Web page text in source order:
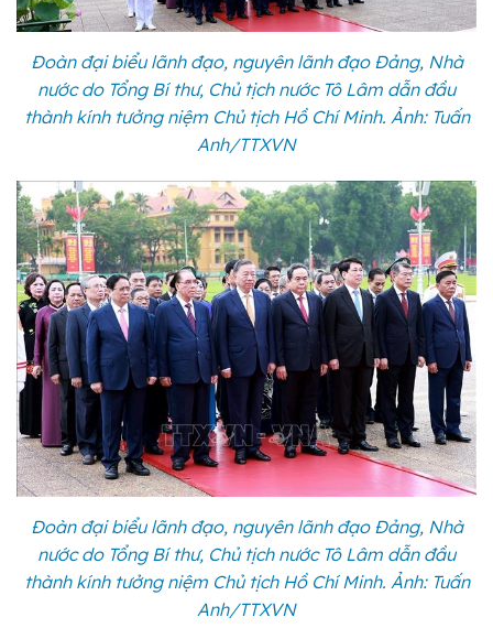
Đoàn đại biểu lãnh đạo, nguyên lãnh đạo Đảng, Nhà
nước do Tổng Bí thư, Chủ tịch nước Tô Lâm dẫn đầu
thành kính tưởng niệm Chủ tịch Hồ Chí Minh. Ảnh: Tuấn
Anh/TTXVN
Đoàn đại biểu lãnh đạo, nguyên lãnh đạo Đảng, Nhà
nước do Tổng Bí thư, Chủ tịch nước Tô Lâm dẫn đầu
thành kính tưởng niệm Chủ tịch Hồ Chí Minh. Ảnh: Tuấn
Anh/TTXVN